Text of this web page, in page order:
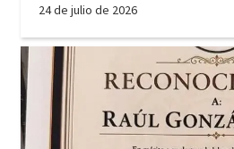
24 de julio de 2026